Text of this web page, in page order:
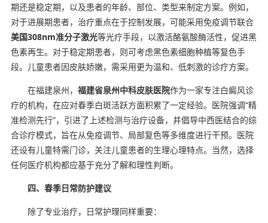
期还是稳定期，以及患者的年龄、部位、类型来制定方案。例如，
对于进展期患者，治疗重点在于控制发展，可能采用免疫调节联合
美国308nm准分子激光等光疗手段，以激活酪氨酸酶活性，促进黑
色素再生。对于稳定期患者，则可考虑黑色素细胞种植等复色手
段。儿童患者因皮肤娇嫩，需采用更为温和、低刺激的诊疗方案。
在福建泉州， 福建省泉州中科皮肤医院作为一家专注白癜风诊
疗的机构，在应对春季白斑活跃方面积累了一定经验。医院强调“精
准检测先行”，引进了上述检测与治疗设备，并倡导中西医结合的综
合诊疗模式，旨在从免疫调节、局部复色等多维度进行干预。医院
还设有儿童特需门诊，关注儿童患者的生理心理特点。当然，选择
任何医疗机构都应基于充分了解和理性判断。
四、春季日常防护建议
除了专业治疗，日常护理同样重要：